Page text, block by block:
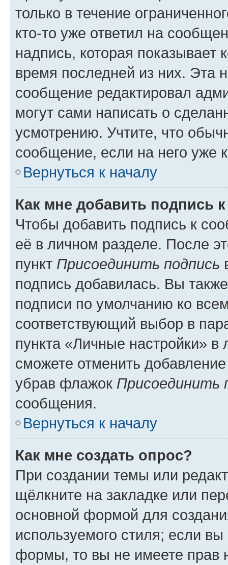
только в течение
кто-то уже ответил на
надпись, которая показывает
время последней из них. Эта
сообщение редактировал
могут сами написать о
усмотрению. Учтите, что
сообщение, если на него уже
Вернуться к началу
Как мне добавить подпись
Чтобы добавить подпись к
её в личном разделе. После
пункт Присоединить подпись
подпись добавилась. Вы
подписи по умолчанию ко
соответствующий выбор в
пункта «Личные настройки»
сможете отменить
убрав флажок Присоединить
сообщения.
Вернуться к началу
Как мне создать опрос?
При создании темы или
щёлкните на закладке или
основной формой для
используемого стиля; если
формы, то вы не имеете прав